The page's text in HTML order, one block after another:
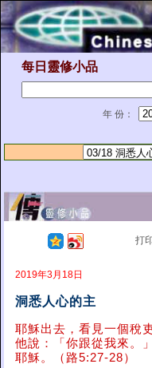
每日靈修小品
年 份：
打
2019年3月18日
洞悉人心的主
耶穌出去，看見一個稅
他說：「你跟從我來。
耶穌。（路5:27-28）